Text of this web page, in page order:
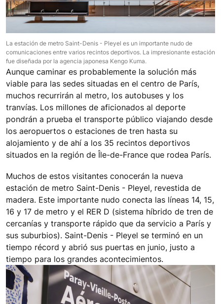
La estación de metro Saint-Denis - Pleyel es un importante nudo de
comunicaciones entre varios recintos deportivos. La impresionante estación
fue diseñada por la agencia japonesa Kengo Kuma.
Aunque caminar es probablemente la solución más
viable para las sedes situadas en el centro de París,
muchos recurrirán al metro, los autobuses y los
tranvías. Los millones de aficionados al deporte
pondrán a prueba el transporte público viajando desde
los aeropuertos o estaciones de tren hasta su
alojamiento y de ahí a los 35 recintos deportivos
situados en la región de Île-de-France que rodea París.
Muchos de estos visitantes conocerán la nueva
estación de metro Saint-Denis - Pleyel, revestida de
madera. Este importante nudo conecta las líneas 14, 15,
16 y 17 de metro y el RER D (sistema híbrido de tren de
cercanías y transporte rápido que da servicio a París y
sus suburbios). Saint-Denis - Pleyel se terminó en un
tiempo récord y abrió sus puertas en junio, justo a
tiempo para los grandes acontecimientos.